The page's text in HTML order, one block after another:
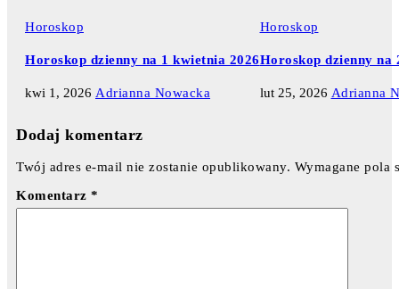
Horoskop
Horoskop dzienny na 1 kwietnia 2026
kwi 1, 2026 Adrianna Nowacka
Horoskop
Horoskop dzienny na
lut 25, 2026 Adrianna
Dodaj komentarz
Twój adres e-mail nie zostanie opublikowany. Wymagane pola
Komentarz *